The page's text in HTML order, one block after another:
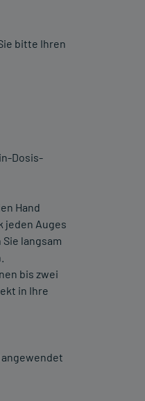
bitte Ihren
Dosis-
Hand
jeden Auges
langsam
bis zwei
in Ihre
angewendet